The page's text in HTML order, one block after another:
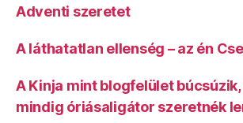
Adventi szeretet
A láthatatlan ellenség – az én
A Kinja mint blogfelület búcsúzik,
mindig óriásaligátor szeretnék